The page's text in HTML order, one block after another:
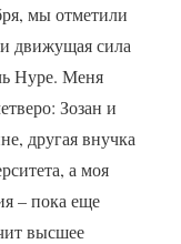
мы отметили
движущая сила
Нуре. Меня
Зозан и
другая внучка
а моя
– пока еще
высшее